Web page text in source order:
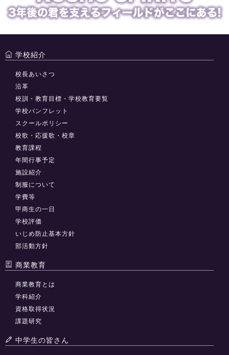
学校紹介
校長あいさつ
沿革
校訓・教育目標・学校教育要覧
学校パンフレット
スクールポリシー
校歌・応援歌・校章
教育課程
年間行事予定
施設紹介
制服について
学費等
甲商生の一日
学校評価
いじめ防止基本方針
部活動方針
商業教育
商業教育とは
学科紹介
資格取得状況
課題研究
中学生の皆さん